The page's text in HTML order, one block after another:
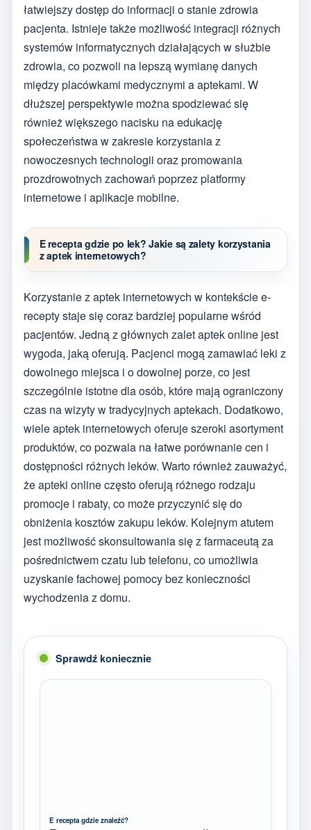
łatwiejszy dostęp do informacji o stanie zdrowia
pacjenta. Istnieje także możliwość integracji różnych
systemów informatycznych działających w służbie
zdrowia, co pozwoli na lepszą wymianę danych
między placówkami medycznymi a aptekami. W
dłuższej perspektywie można spodziewać się
również większego nacisku na edukację
społeczeństwa w zakresie korzystania z
nowoczesnych technologii oraz promowania
prozdrowotnych zachowań poprzez platformy
internetowe i aplikacje mobilne.
E recepta gdzie po lek? Jakie są zalety korzystania
z aptek internetowych?
Korzystanie z aptek internetowych w kontekście e-
recepty staje się coraz bardziej popularne wśród
pacjentów. Jedną z głównych zalet aptek online jest
wygoda, jaką oferują. Pacjenci mogą zamawiać leki z
dowolnego miejsca i o dowolnej porze, co jest
szczególnie istotne dla osób, które mają ograniczony
czas na wizyty w tradycyjnych aptekach. Dodatkowo,
wiele aptek internetowych oferuje szeroki asortyment
produktów, co pozwala na łatwe porównanie cen i
dostępności różnych leków. Warto również zauważyć,
że apteki online często oferują różnego rodzaju
promocje i rabaty, co może przyczynić się do
obniżenia kosztów zakupu leków. Kolejnym atutem
jest możliwość skonsultowania się z farmaceutą za
pośrednictwem czatu lub telefonu, co umożliwia
uzyskanie fachowej pomocy bez konieczności
wychodzenia z domu.
Sprawdź koniecznie
E recepta gdzie znaleźć?